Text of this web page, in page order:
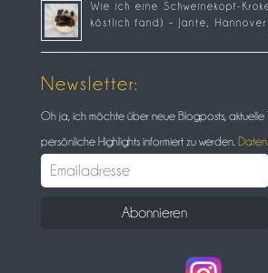
Wie ich eine Schweinekopf-
köstlich fand) – Jante, Hannover
Newsletter:
Oh ja, ich möchte über neue Blogposts, aktuelle
persönliche Highlights informiert zu werden.